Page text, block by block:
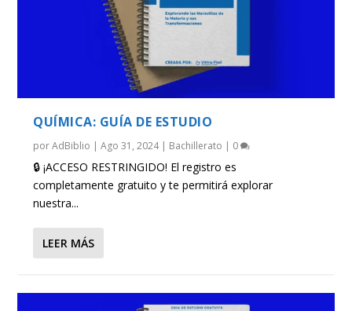
QUÍMICA: GUÍA DE ESTUDIO
porAdBiblio |Ago 31, 2024| Bachillerato | 0
🔒 ¡ACCESO RESTRINGIDO! El registro es
completamente gratuito y te permitirá explorar
nuestra...
LEER MÁS